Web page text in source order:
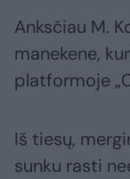
Anksčiau M.
manekene,
platformoje
Iš tiesų,
sunku rasti